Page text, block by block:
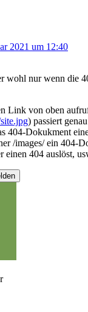
2021 um 12:40
wohl nur wenn die
Link von oben
) passiert
404-Dokukment
/images/ ein 404-
einen 404 auslöst,